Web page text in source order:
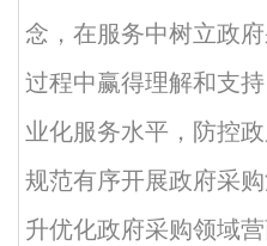
念，在服务中树立政
过程中赢得理解和支持
业化服务水平，防控
规范有序开展政府采
升优化政府采购领域营